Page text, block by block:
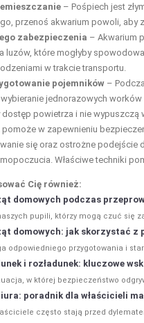
– Pośpiech jest
przenoś akwarium powoli, aby
zabezpieczenia – Akwarium
luzów, które mogłyby
w trakcie transportu.
pojemników –
jednorazowych
powietrza i nie wypuszczą
pomoże w zapewnieniu
się oraz ostrożne podejście
Właściwe techniki
Cię również:
domowych podczas
pupili, którzy mogą czuć się
domowych: jak skorzystać z
odpowiedniego przygotowania i
i rozładunek: kluczowe
w której bezpieczeństwo
poradnik dla właścicieli
często stają przed